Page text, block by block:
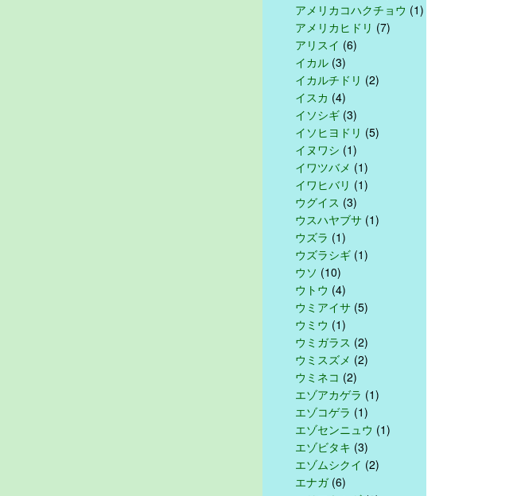
アメリカコハクチョウ (1)
アメリカヒドリ (7)
アリスイ (6)
イカル (3)
イカルチドリ (2)
イスカ (4)
イソシギ (3)
イソヒヨドリ (5)
イヌワシ (1)
イワツバメ (1)
イワヒバリ (1)
ウグイス (3)
ウスハヤブサ (1)
ウズラ (1)
ウズラシギ (1)
ウソ (10)
ウトウ (4)
ウミアイサ (5)
ウミウ (1)
ウミガラス (2)
ウミスズメ (2)
ウミネコ (2)
エゾアカゲラ (1)
エゾコゲラ (1)
エゾセンニュウ (1)
エゾビタキ (3)
エゾムシクイ (2)
エナガ(6)